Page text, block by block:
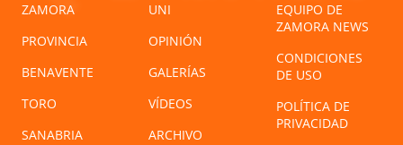
ZAMORA
PROVINCIA
BENAVENTE
TORO
SANABRIA
UNI
OPINIÓN
GALERÍAS
VÍDEOS
ARCHIVO
EQUIPO DE
ZAMORA NEWS
CONDICIONES
DE USO
POLÍTICA DE
PRIVACIDAD